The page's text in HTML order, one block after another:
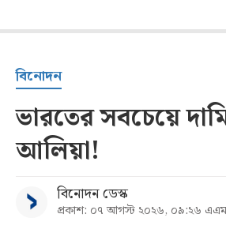
বিনোদন
ভারতের সবচেয়ে
আলিয়া!
বিনোদন ডেস্ক
প্রকাশ: ০৭ আগস্ট ২০২৬, ০৯:২৬ এএম